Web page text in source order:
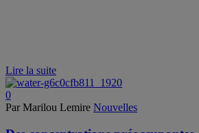
Lire la suite
0
Par Marilou Lemire Nouvelles